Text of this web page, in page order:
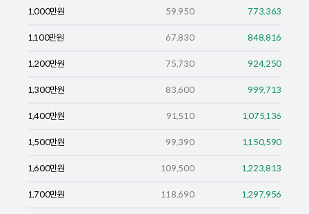
1,000만원 59,950 773,363
1,100만원 67,830 848,816
1,200만원 75,730 924,250
1,300만원 83,600 999,713
1,400만원 91,510 1,075,136
1,500만원 99,390 1,150,590
1,600만원 109,500 1,223,813
1,700만원 118,690 1,297,956